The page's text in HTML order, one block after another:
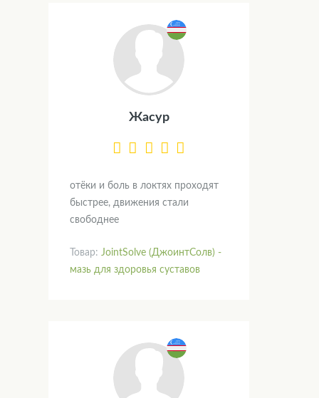
Жасур
отёки и боль в локтях проходят
быстрее, движения стали
свободнее
Товар: JointSolve (ДжоинтСолв) -
мазь для здоровья суставов